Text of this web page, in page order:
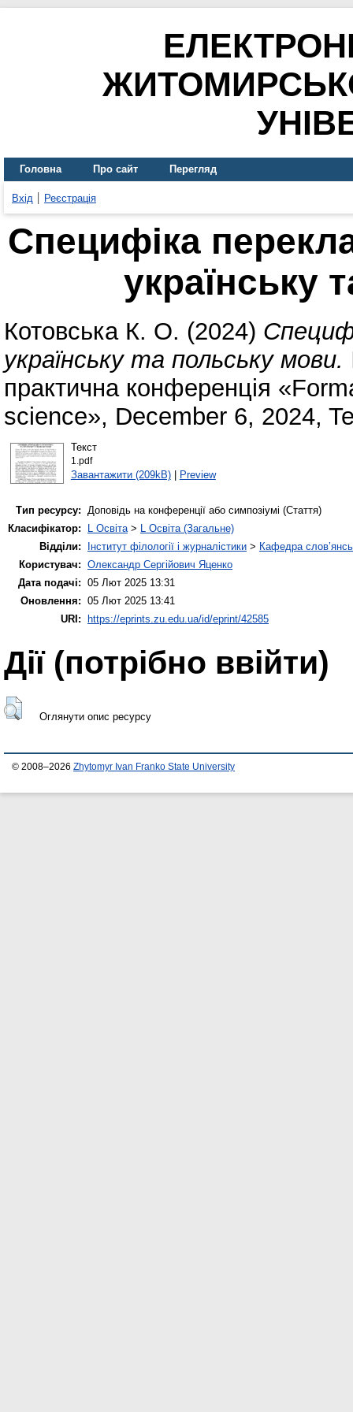
Головна Про сайт Перегляд
Вхід Реєстрація
Специфіка
українську
Котовська К. О. (2024)
українську та польську мови.
практична конференція
science», December 6, 2024,
Текст
1.pdf
Завантажити (209kB)| Preview
Тип ресурсу: Доповідь на конференції або симпозіумі (Стаття)
Класифікатор:
L Освіта> L Освіта (Загальне)
Відділи:
Інститут філології і журналістики > Кафедра
Користувач: Олександр Сергійович Яценко
Дата подачі: 05 Лют 2025 13:31
Оновлення: 05 Лют 2025 13:41
URI:
https://eprints.zu.edu.ua/id/eprint/42585
Дії ​​(потрібно ввійти)
Оглянути опис ресурсу
© 2008–2026 Zhytomyr Ivan Franko State University